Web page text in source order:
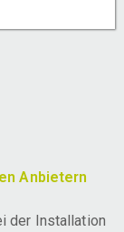
Anbietern
der Installation